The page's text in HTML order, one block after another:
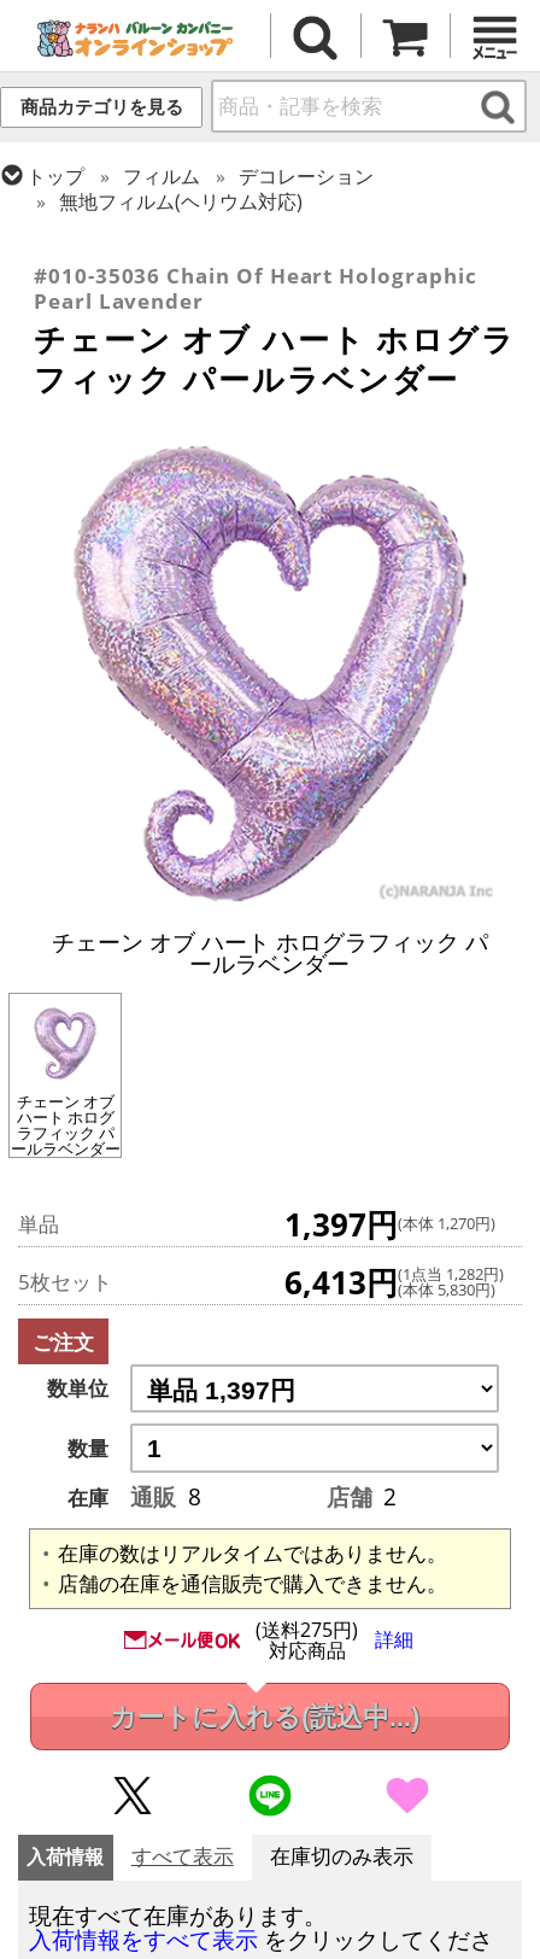
商品カテゴリを見る
トップ フィルム
デコレーション
無地フィルム(ヘリウム対応)
#010-35036 Chain Of Heart Holographic
Pearl Lavender
チェーン オブ ハート ホログラ
フィック パールラベンダー
チェーン オブ ハート ホログラフィック パ
ールラベンダー
チェーン オブ
ハート ホログ
ラフィック パ
ールラベンダー
単品 1,397円(本体 1,270円)
5枚セット 6,413円(1点当 1,282円)
(本体 5,830円)
ご注文
数単位
数量
在庫
通販 8 店舗 2
在庫の数はリアルタイムではありません。
店舗の在庫を通信販売で購入できません。
(送料275円)
対応商品 詳細
カートに入れる(読込中...)
入荷情報 すべて表示 在庫切のみ表示
現在すべて在庫があります。
入荷情報をすべて表示 をクリックしてくださ